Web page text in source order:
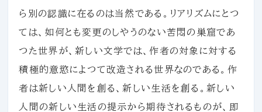
ら別の認識に在るのは当然である。リアリズムにとつ
ては、如何とも変更のしやうのない苦悶の巣窟であ
つた世界が、新しい文学では、作者の対象に対する
積極的意慾によつて改造される世界なのである。作
者は新しい人間を創る、新しい生活を創る。新しい
人間の新しい生活の提示から期待されるものが、即